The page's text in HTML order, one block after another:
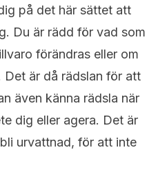
på det här sättet att
Du är rädd för vad som
förändras eller om
är då rädslan för att
även känna rädsla när
dig eller agera. Det är
urvattnad, för att inte